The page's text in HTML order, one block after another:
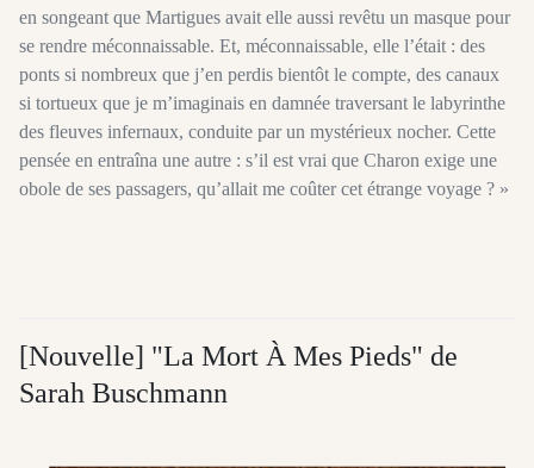
en songeant que Martigues avait elle aussi revêtu un masque pour
se rendre méconnaissable. Et, méconnaissable, elle l’était : des
ponts si nombreux que j’en perdis bientôt le compte, des canaux
si tortueux que je m’imaginais en damnée traversant le labyrinthe
des fleuves infernaux, conduite par un mystérieux nocher. Cette
pensée en entraîna une autre : s’il est vrai que Charon exige une
obole de ses passagers, qu’allait me coûter cet étrange voyage ? »
[Nouvelle] "La Mort À Mes Pieds" de
Sarah Buschmann